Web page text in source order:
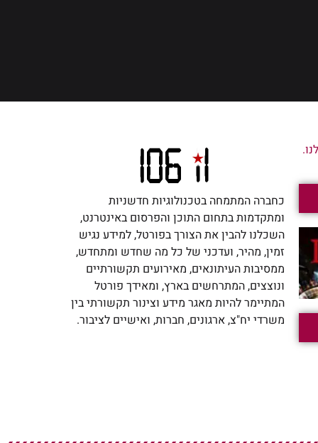
כחברה המתמחה בטכנולוגיות חדשניות
ומתקדמות בתחום התוכן והפרסום באינטרנט,
השכלנו להבין את הצורך בפורטל, למידע נגיש
זמין, מהיר, ועדכני של כל מה שחדש ומתחדש,
ממסיבות העיתונאים, מאירועים תקשורתיים
ונוצצים, המתרחשים בארץ, ומאידך פורטל
המתיימר להיות מאגר מידע וצינור תקשורתי בין
משרדי יח"צ, ארגונים, חברות, ואישיים לציבור.